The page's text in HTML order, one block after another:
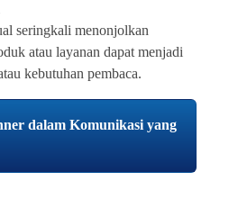
seringkali menonjolkan
atau layanan dapat menjadi
kebutuhan pembaca.
dalam Komunikasi yang